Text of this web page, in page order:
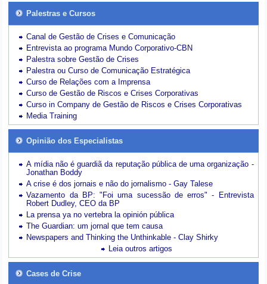
Palestras e Cursos
Canal de Gestão de Crises e Comunicação
Entrevista ao programa Mundo Corporativo-CBN
Palestra sobre Gestão de Crises
Palestra ou Curso de Comunicação Estratégica
Curso de Relações com a Imprensa
Curso de Gestão de Riscos e Crises Corporativas
Curso in Company de Gestão de Riscos e Crises Corporativas
Media Training
Opinião dos Especialistas
A mídia não é guardiã da reputação pública de uma organização -
Jonathan Boddy
A crise é dos jornais e não do jornalismo - Gay Talese
Vazamento da BP: "Foi uma sucessão de erros" - Entrevista
Robert Dudley, CEO da BP
La prensa ya no vertebra la opinión pública
The Guardian: um jornal que tem causa
Newspapers and Thinking the Unthinkable - Clay Shirky
Leia outros artigos
Cases de Crise